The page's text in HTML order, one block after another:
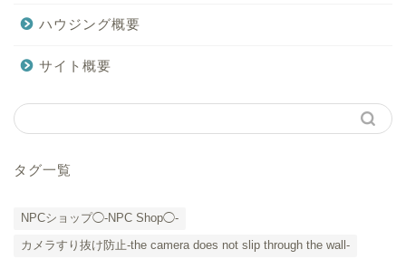
ハウジング概要
サイト概要
タグ一覧
NPCショップ◯-NPC Shop◯-
カメラすり抜け防止-the camera does not slip through the wall-